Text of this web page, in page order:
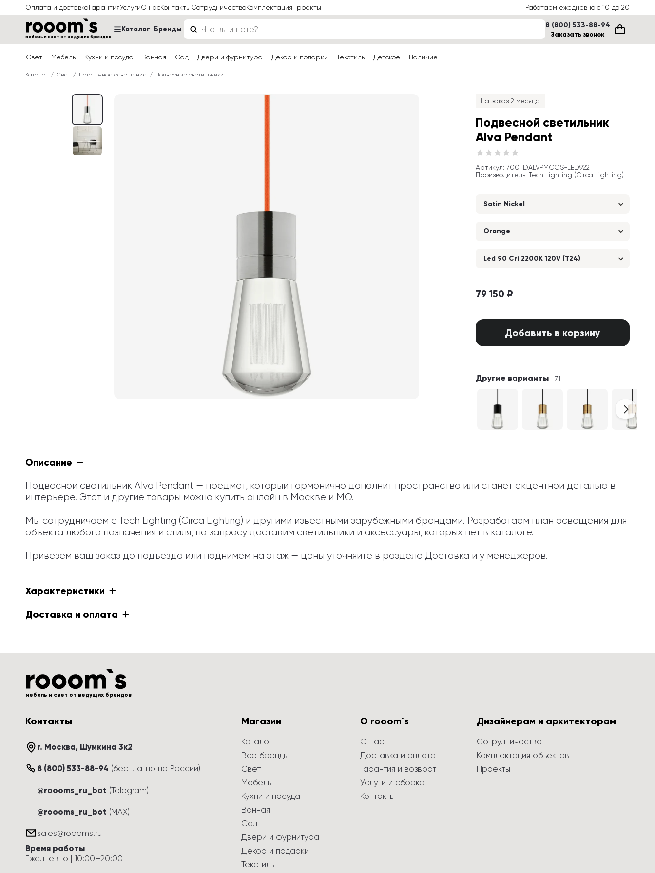
Оплата и доставкаГарантияУслугиО насКонтактыСотрудничествоКомплектацияПроекты Работаем ежедневно с 10 до 20
мебель и свет от ведущих брендов
Каталог Бренды 8 (800) 533-88-94
Заказать звонок
Свет Мебель Кухни и посуда Ванная Сад Двери и фурнитура Декор и подарки Текстиль Детское Наличие
Каталог Свет Потолочное освещение Подвесные светильники
На заказ 2 месяца
Подвесной светильник
Alva Pendant
Артикул: 700TDALVPMCOS-LED922
Производитель: Tech Lighting (Circa Lighting)
Satin Nickel
Orange
Led 90 Cri 2200K 120V (T24)
79 150 ₽
Добавить в корзину
Другие варианты 71
Описание
Подвесной светильник Alva Pendant — предмет, который гармонично дополнит пространство или станет акцентной деталью в
интерьере. Этот и другие товары можно купить онлайн в Москве и МО.
Мы сотрудничаем с Tech Lighting (Circa Lighting) и другими известными зарубежными брендами. Разработаем план освещения для
объекта любого назначения и стиля, по запросу доставим светильники и аксессуары, которых нет в каталоге.
Привезем ваш заказ до подъезда или поднимем на этаж — цены уточняйте в разделе Доставка и у менеджеров.
Характеристики
Доставка и оплата
мебель и свет от ведущих брендов
Контакты
г. Москва, Шумкина 3к2
8 (800) 533-88-94 (бесплатно по России)
@roooms_ru_bot (Telegram)
@roooms_ru_bot (MAX)
sales@roooms.ru
Время работы
Ежедневно | 10:00–20:00
Магазин
Каталог
Все бренды
Свет
Мебель
Кухни и посуда
Ванная
Сад
Двери и фурнитура
Декор и подарки
Текстиль
О rooom`s
О нас
Доставка и оплата
Гарантия и возврат
Услуги и сборка
Контакты
Дизайнерам и архитекторам
Сотрудничество
Комплектация объектов
Проекты